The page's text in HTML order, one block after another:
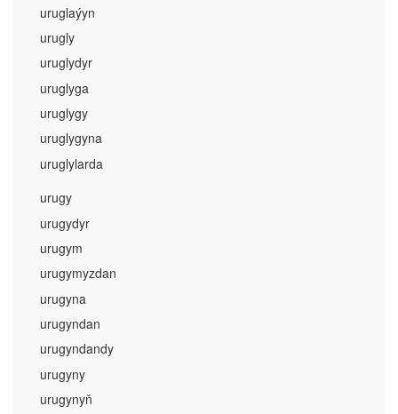
uruglaýyn
urugly
uruglydyr
uruglyga
uruglygy
uruglygyna
uruglylarda
urugy
urugydyr
urugym
urugymyzdan
urugyna
urugyndan
urugyndandy
urugyny
urugynyň